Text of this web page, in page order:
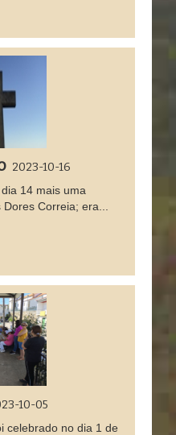
2023-10-16
14 mais uma
Correia; era...
10-05
celebrado no dia 1 de